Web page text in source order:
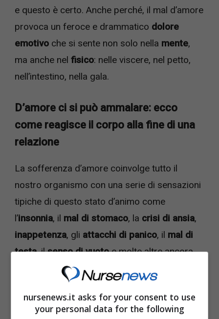
e questo è certo. Anche perché, il mal d’amore
provoca un feroce e drammatico dolore
emotivo che si sente non solo nella mente,
ma anche nel fisico: nelle viscere, nel petto,
nell’intestino, nella gala.
D’amore ci si può ammalare: ecco
come reagisce il corpo alla fine di una
relazione
La sofferenza d’amore coinvolge tutto il
nostro organismo con una serie di sensazioni
tipiche di questo stato d’animo come
l’insonnia, il mal di stomaco, la crisi di ansia,
inappetenza, gli attacchi di panico, il mal di
testa, ilsenso di vuotoe molte altre ancora.
Al lungo elenco si aggiungono anche
attacchi di fame
nursenews.it asks for your consent to use
your personal data for the following